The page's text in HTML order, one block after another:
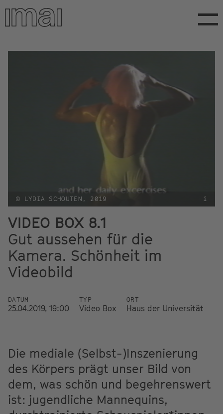
Direkt
zum
Inhalt
© LYDIA SCHOUTEN, 2019 i
VIDEO BOX 8.1
Gut aussehen für die
Kamera. Schönheit im
Videobild
DATUM
25.04.2019, 19:00
TYP
Video Box
ORT
Haus der Universität
Die mediale (Selbst-)Inszenierung
des Körpers prägt unser Bild von
dem, was schön und begehrenswert
ist: jugendliche Mannequins,